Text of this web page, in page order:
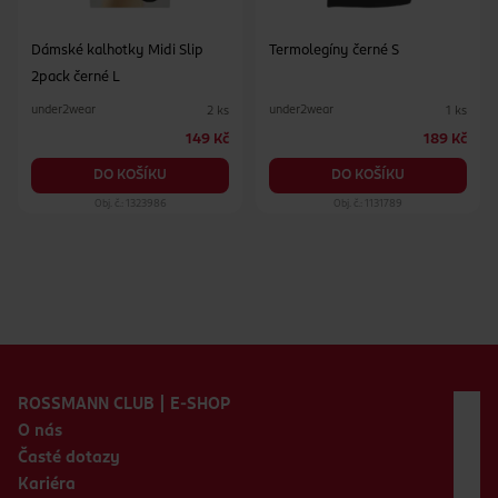
Dámské kalhotky Midi Slip
2pack černé L
under2wear 2 ks
149 Kč
DO KOŠÍKU
Obj. č.: 1323986
Termolegíny černé S
under2wear 1 ks
189 Kč
DO KOŠÍKU
Obj. č.: 1131789
ROSSMANN CLUB | E-SHOP
O nás
Časté dotazy
Kariéra